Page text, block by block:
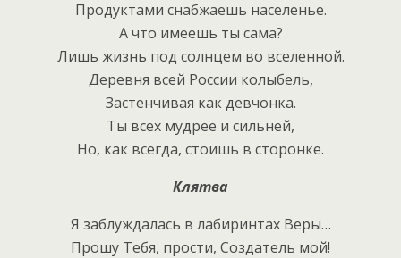
Продуктами снабжаешь населенье.
А что имеешь ты сама?
Лишь жизнь под солнцем во вселенной.
Деревня всей России колыбель,
Застенчивая как девчонка.
Ты всех мудрее и сильней,
Но, как всегда, стоишь в сторонке.
Клятва
Я заблуждалась в лабиринтах Веры…
Прошу Тебя, прости, Создатель мой!